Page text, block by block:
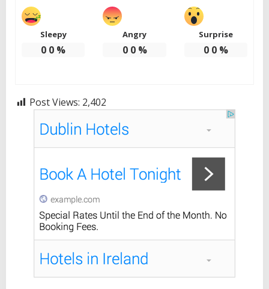
Sleepy
0 0 %
Angry
0 0%
Surprise
0 0%
Post Views: 2,402